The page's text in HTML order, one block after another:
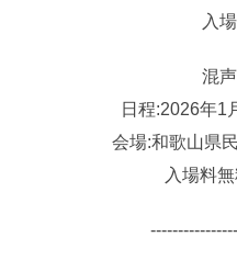
入
混
日程:2026年1
会場:和歌山県
入場料